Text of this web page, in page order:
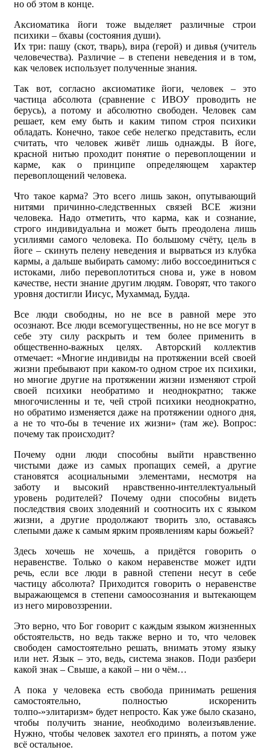
но об этом в конце.
Аксиоматика йоги тоже выделяет различные строи
психики – бхавы (состояния души).
Их три: пашу (скот, тварь), вира (герой) и дивья (учитель
человечества). Различие – в степени неведения и в том,
как человек использует полученные знания.
Так вот, согласно аксиоматике йоги, человек – это
частица абсолюта (сравнение с ИВОУ проводить не
берусь), а потому и абсолютно свободен. Человек сам
решает, кем ему быть и каким типом строя психики
обладать. Конечно, такое себе нелегко представить, если
считать, что человек живёт лишь однажды. В йоге,
красной нитью проходит понятие о перевоплощении и
карме, как о принципе определяющем характер
перевоплощений человека.
Что такое карма? Это всего лишь закон, опутывающий
нитями причинно-следственных связей ВСЕ жизни
человека. Надо отметить, что карма, как и сознание,
строго индивидуальна и может быть преодолена лишь
усилиями самого человека. По большому счёту, цель в
йоге – скинуть пелену неведения и вырваться из клубка
кармы, а дальше выбирать самому: либо воссоединиться с
истоками, либо перевоплотиться снова и, уже в новом
качестве, нести знание другим людям. Говорят, что такого
уровня достигли Иисус, Мухаммад, Будда.
Все люди свободны, но не все в равной мере это
осознают. Все люди всемогущественны, но не все могут в
себе эту силу раскрыть и тем более применить в
общественно-важных целях. Авторский коллектив
отмечает: «Многие индивиды на протяжении всей своей
жизни пребывают при каком-то одном строе их психики,
но многие другие на протяжении жизни изменяют строй
своей психики необратимо и неоднократно; также
многочисленны и те, чей строй психики неоднократно,
но обратимо изменяется даже на протяжении одного дня,
а не то что-бы в течение их жизни» (там же). Вопрос:
почему так происходит?
Почему одни люди способны выйти нравственно
чистыми даже из самых пропащих семей, а другие
становятся асоциальными элементами, несмотря на
заботу и высокий нравственно-интеллектуальный
уровень родителей? Почему одни способны видеть
последствия своих злодеяний и соотносить их с языком
жизни, а другие продолжают творить зло, оставаясь
слепыми даже к самым ярким проявлениям кары божьей?
Здесь хочешь не хочешь, а придётся говорить о
неравенстве. Только о каком неравенстве может идти
речь, если все люди в равной степени несут в себе
частицу абсолюта? Приходится говорить о неравенстве
выражающемся в степени самоосознания и вытекающем
из него мировоззрении.
Это верно, что Бог говорит с каждым языком жизненных
обстоятельств, но ведь также верно и то, что человек
свободен самостоятельно решать, внимать этому языку
или нет. Язык – это, ведь, система знаков. Поди разбери
какой знак – Свыше, а какой – ни о чём…
А пока у человека есть свобода принимать решения
самостоятельно, полностью искоренить
толпо-»элитаризм» будет непросто. Как уже было сказано,
чтобы получить знание, необходимо волеизъявление.
Нужно, чтобы человек захотел его принять, а потом уже
всё остальное.